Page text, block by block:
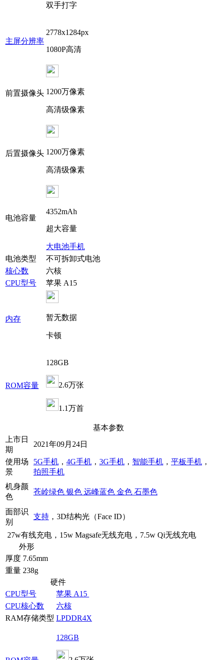
双手打字
主屏分辨率
2778x1284px
1080P高清
前置摄像头 1200万像素
高清级像素
后置摄像头 1200万像素
高清级像素
电池容量
4352mAh
超大容量
大电池手机
电池类型
不可拆卸式电池
核心数
六核
CPU型号
苹果 A15
内存 暂无数据
卡顿
ROM容量
128GB
2.6万张
1.1万首
基本参数
上市日
期
2021年09月24日
使用场
景
5G手机 ， 4G手机 ， 3G手机 ， 智能手机 ， 平板手机 ，
拍照手机
机身颜
色
苍岭绿色 银色 远峰蓝色 金色 石墨色
面部识
别
支持 ，3D结构光（Face ID）
27w有线充电，15w Magsafe无线充电，7.5w Qi无线充电
外形
厚度 7.65mm
重量 238g
硬件
CPU型号
苹果 A15
CPU核心数
六核
RAM存储类型 LPDDR4X
128GB